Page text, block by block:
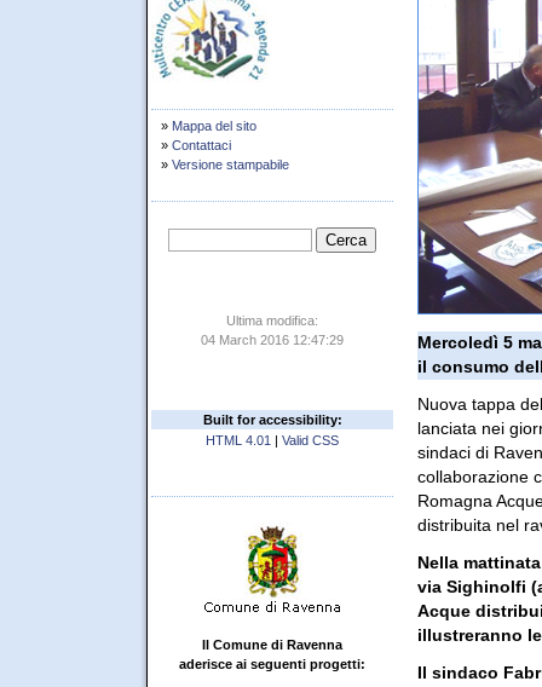
» Mappa del sito
» Contattaci
» Versione stampabile
Ultima modifica:
04 March 2016 12:47:29
Built for accessibility:
HTML 4.01
Valid CSS
Il Comune di Ravenna
aderisce ai seguenti progetti:
Mercoledì 5
il consumo
Nuova tappa
lanciata nei
sindaci di
collaborazione
Romagna
distribuita nel
Nella
via Sighinolfi
Acque
illustreranno
Il sindaco